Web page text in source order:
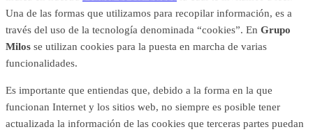
Una de las formas que utilizamos para recopilar información, es a
través del uso de la tecnología denominada “cookies”. En Grupo
Milos se utilizan cookies para la puesta en marcha de varias
funcionalidades.
Es importante que entiendas que, debido a la forma en la que
funcionan Internet y los sitios web, no siempre es posible tener
actualizada la información de las cookies que terceras partes puedan